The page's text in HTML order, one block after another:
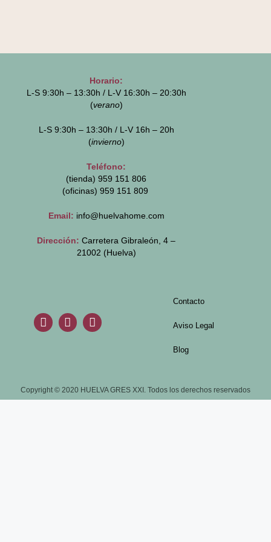
Horario:
L-S 9:30h – 13:30h / L-V 16:30h – 20:30h
(verano)
L-S 9:30h – 13:30h / L-V 16h – 20h
(invierno)
Teléfono:
(tienda) 959 151 806
(oficinas) 959 151 809
Email: info@huelvahome.com
Dirección: Carretera Gibraleón, 4 –
21002 (Huelva)
Contacto
Aviso Legal
Blog
Copyright © 2020 HUELVA GRES XXI. Todos los derechos reservados